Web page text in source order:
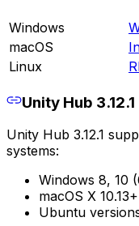
Windows
macOS
Linux
Unity Hub 3.12.1
Unity Hub 3.12.1
systems:
Windows 8, 10
macOS X 10.13+
Ubuntu